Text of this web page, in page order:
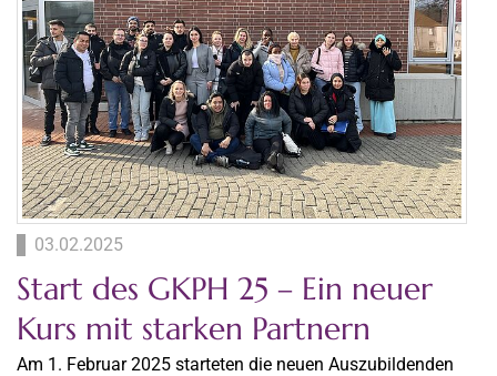
03.02.2025
Start des GKPH 25 – Ein neuer
Kurs mit starken Partnern
Am 1. Februar 2025 starteten die neuen Auszubildenden